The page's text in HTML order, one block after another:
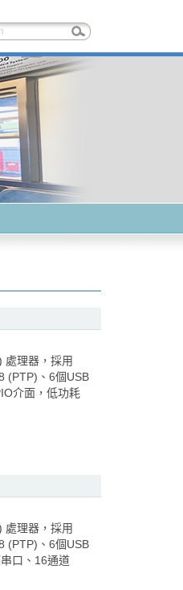
處理器，採用
(PTP)、6個USB
介面，低功耗
處理器，採用
(PTP)、6個USB
口、16通道